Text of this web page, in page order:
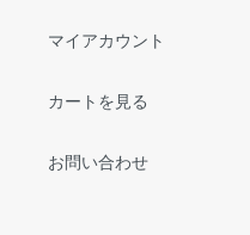
マイアカウント
カートを見る
お問い合わせ